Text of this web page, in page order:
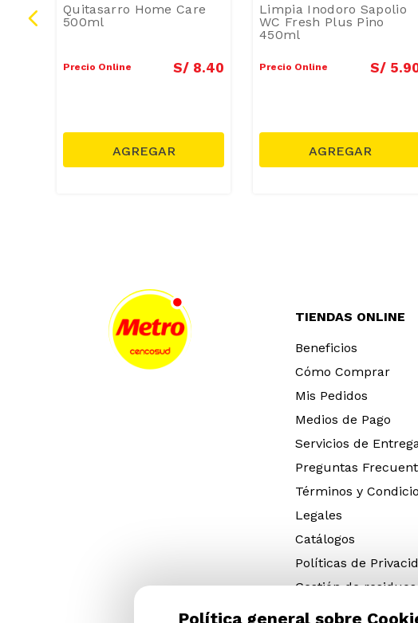
Quitasarro Home Care
500ml
Precio Online S/ 8.40
Limpia Inodoro Sapolio
WC Fresh Plus Pino
450ml
Precio Online S/ 5.
TIENDAS ONLINE
Beneficios
Cómo Comprar
Mis Pedidos
Medios de Pago
Servicios de
Preguntas
Términos y
Legales
Catálogos
Políticas de
Gestión de
Política general sobre